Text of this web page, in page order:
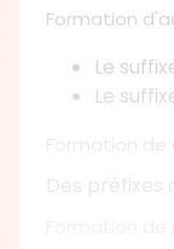
Formation
Le
Le